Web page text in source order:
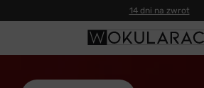
Gwarancja 100% zwrotu